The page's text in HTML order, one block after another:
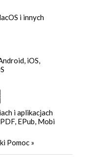
i innych
iOS,
i aplikacjach
EPub, Mobi
Pomoc »